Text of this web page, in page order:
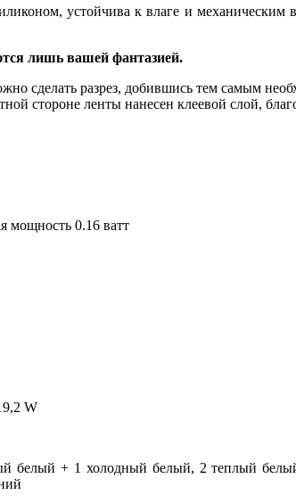
устойчива к влаге и
лишь вашей фантазией.
сделать разрез, добившись тем самым
стороне ленты нанесен клеевой слой,
мощность 0.16 ватт
W
белый + 1 холодный белый, 2 теплый